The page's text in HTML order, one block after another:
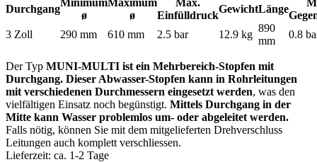
Durchgang
ø
ø
Einfülldruck
GewichtLänge
3 Zoll
290 mm 610 mm 2.5 bar 12.9 kg
890
mm
0.8
Der Typ MUNI-MULTI ist ein Mehrbereich-Stopfen mit
Durchgang. Dieser Abwasser-Stopfen kann in Rohrleitungen
mit verschiedenen Durchmessern eingesetzt werden, was den
vielfältigen Einsatz noch begünstigt. Mittels Durchgang in der
Mitte kann Wasser problemlos um- oder abgeleitet werden.
Falls nötig, können Sie mit dem mitgelieferten Drehverschluss
Leitungen auch komplett verschliessen.
Lieferzeit: ca. 1-2 Tage